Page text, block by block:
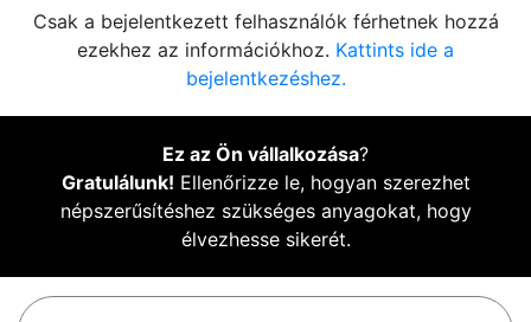
Csak a bejelentkezett felhasználók férhetnek hozzá
ezekhez az információkhoz. Kattints ide a
bejelentkezéshez.
Ez az Ön vállalkozása?
Gratulálunk! Ellenőrizze le, hogyan szerezhet
népszerűsítéshez szükséges anyagokat, hogy
élvezhesse sikerét.